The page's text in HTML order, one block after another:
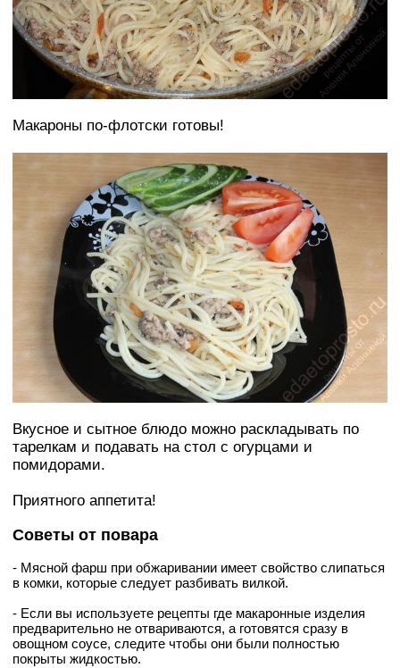
Макароны по-флотски готовы!
Вкусное и сытное блюдо можно раскладывать по
тарелкам и подавать на стол с огурцами и
помидорами.
Приятного аппетита!
Советы от повара
- Мясной фарш при обжаривании имеет свойство слипаться
в комки, которые следует разбивать вилкой.
- Если вы используете рецепты где макаронные изделия
предварительно не отвариваются, а готовятся сразу в
овощном соусе, следите чтобы они были полностью
покрыты жидкостью.